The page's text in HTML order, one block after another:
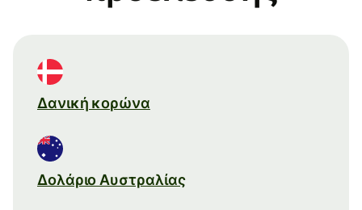
Δανική κορώνα
Δολάριο Αυστραλίας